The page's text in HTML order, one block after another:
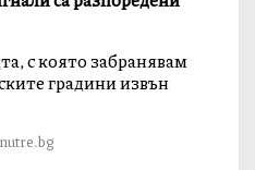
с която забранявам
градини извън